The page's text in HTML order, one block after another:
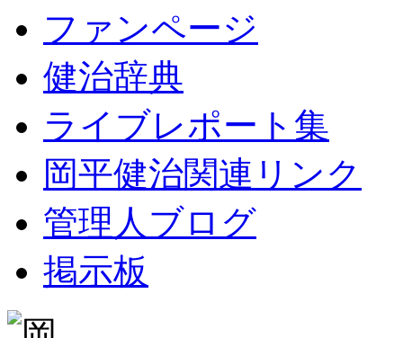
ファンページ
健治辞典
ライブレポート集
岡平健治関連リンク
管理人ブログ
掲示板